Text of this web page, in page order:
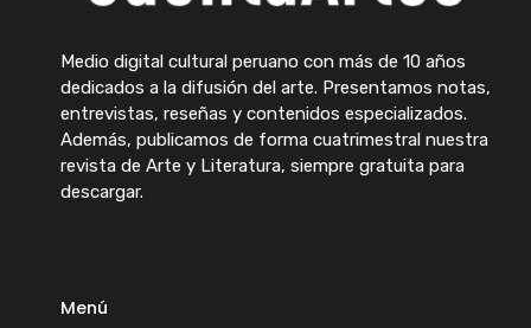
Medio digital cultural peruano con más de 10 años
dedicados a la difusión del arte. Presentamos notas,
entrevistas, reseñas y contenidos especializados.
Además, publicamos de forma cuatrimestral nuestra
revista de Arte y Literatura, siempre gratuita para
descargar.
Menú